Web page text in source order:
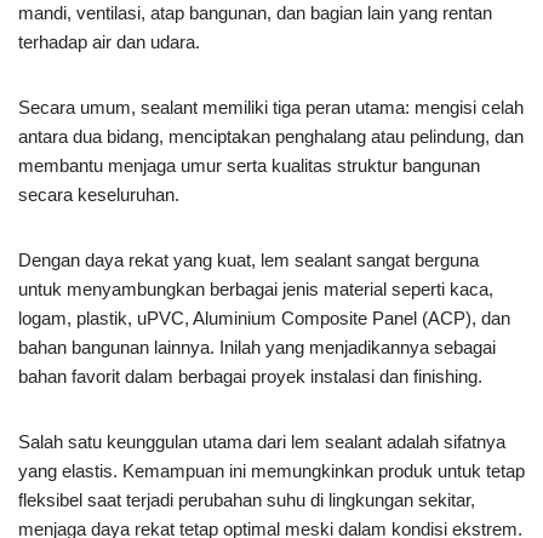
mandi, ventilasi, atap bangunan, dan bagian lain yang rentan
terhadap air dan udara.
Secara umum, sealant memiliki tiga peran utama: mengisi celah
antara dua bidang, menciptakan penghalang atau pelindung, dan
membantu menjaga umur serta kualitas struktur bangunan
secara keseluruhan.
Dengan daya rekat yang kuat, lem sealant sangat berguna
untuk menyambungkan berbagai jenis material seperti kaca,
logam, plastik, uPVC, Aluminium Composite Panel (ACP), dan
bahan bangunan lainnya. Inilah yang menjadikannya sebagai
bahan favorit dalam berbagai proyek instalasi dan finishing.
Salah satu keunggulan utama dari lem sealant adalah sifatnya
yang elastis. Kemampuan ini memungkinkan produk untuk tetap
fleksibel saat terjadi perubahan suhu di lingkungan sekitar,
menjaga daya rekat tetap optimal meski dalam kondisi ekstrem.